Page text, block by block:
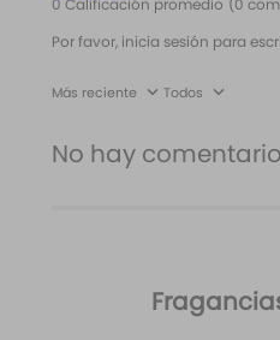
Por favor, inicia sesión para
Más reciente Todos
No hay